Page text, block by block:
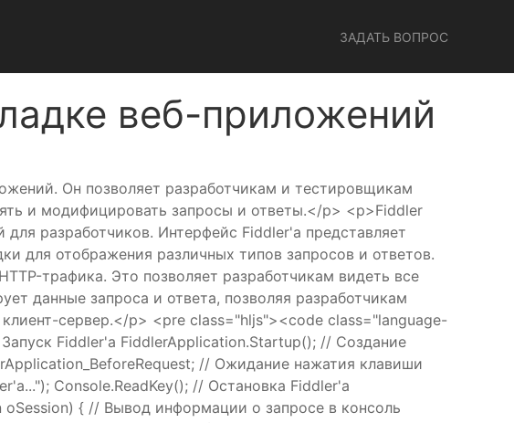
ЗАДАТЬ ВОПРОС
веб-приложений
Он позволяет разработчикам и тестировщикам
и модифицировать запросы и ответы.</p> <p>Fiddler
разработчиков. Интерфейс Fiddler'а представляет
для отображения различных типов запросов и ответов.
трафика. Это позволяет разработчикам видеть все
данные запроса и ответа, позволяя разработчикам
сервер.</p> <pre class="hljs"><code class="language-
Fiddler'а FiddlerApplication.Startup(); // Создание
// Ожидание нажатия клавиши
Console.ReadKey(); // Остановка Fiddler'а
{ // Вывод информации о запросе в консоль